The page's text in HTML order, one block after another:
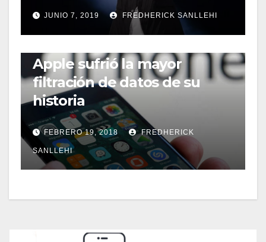
JUNIO 7, 2019 FREDHERICK SANLLEHI
Apple sufrió la mayor
filtración de datos de su
historia
FEBRERO 19, 2018 FREDHERICK
SANLLEHI